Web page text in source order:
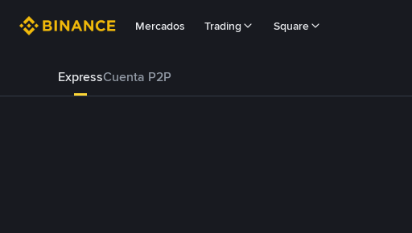
Mercados Trading Square
ExpressCuenta P2P